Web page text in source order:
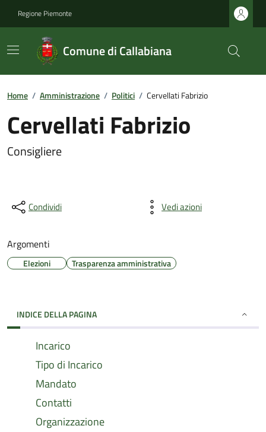
Regione Piemonte
Comune di Callabiana
Home / Amministrazione / Politici / Cervellati Fabrizio
Cervellati Fabrizio
Consigliere
Condividi Vedi azioni
Argomenti
Elezioni Trasparenza amministrativa
INDICE DELLA PAGINA
Incarico
Tipo di Incarico
Mandato
Contatti
Organizzazione